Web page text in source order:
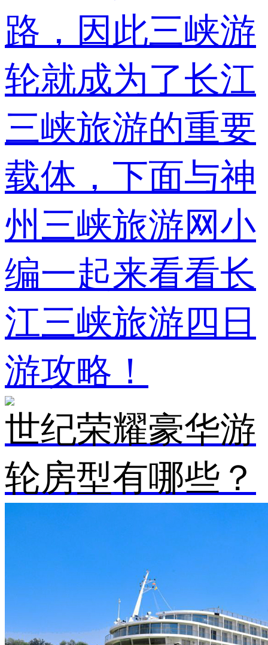
路，因此三峡游
轮就成为了长江
三峡旅游的重要
载体，下面与神
州三峡旅游网小
编一起来看看长
江三峡旅游四日
游攻略！
世纪荣耀豪华游
轮房型有哪些？